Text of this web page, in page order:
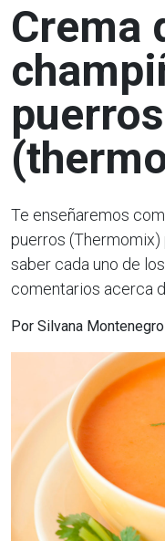
Crema
puerros
Te enseñaremos
puerros (Thermomix)
saber cada uno de
comentarios acerca
Por Silvana